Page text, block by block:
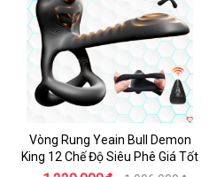
Vòng Rung Yeain Bull Demon
King 12 Chế Độ Siêu Phê Giá Tốt